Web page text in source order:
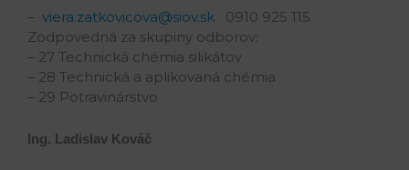
– viera.zatkovicova@siov.sk 0910 925 115
Zodpovedná za skupiny odborov:
– 27 Technická chémia silikátov
– 28 Technická a aplikovaná chémia
– 29 Potravinárstvo
Ing. Ladislav Kováč